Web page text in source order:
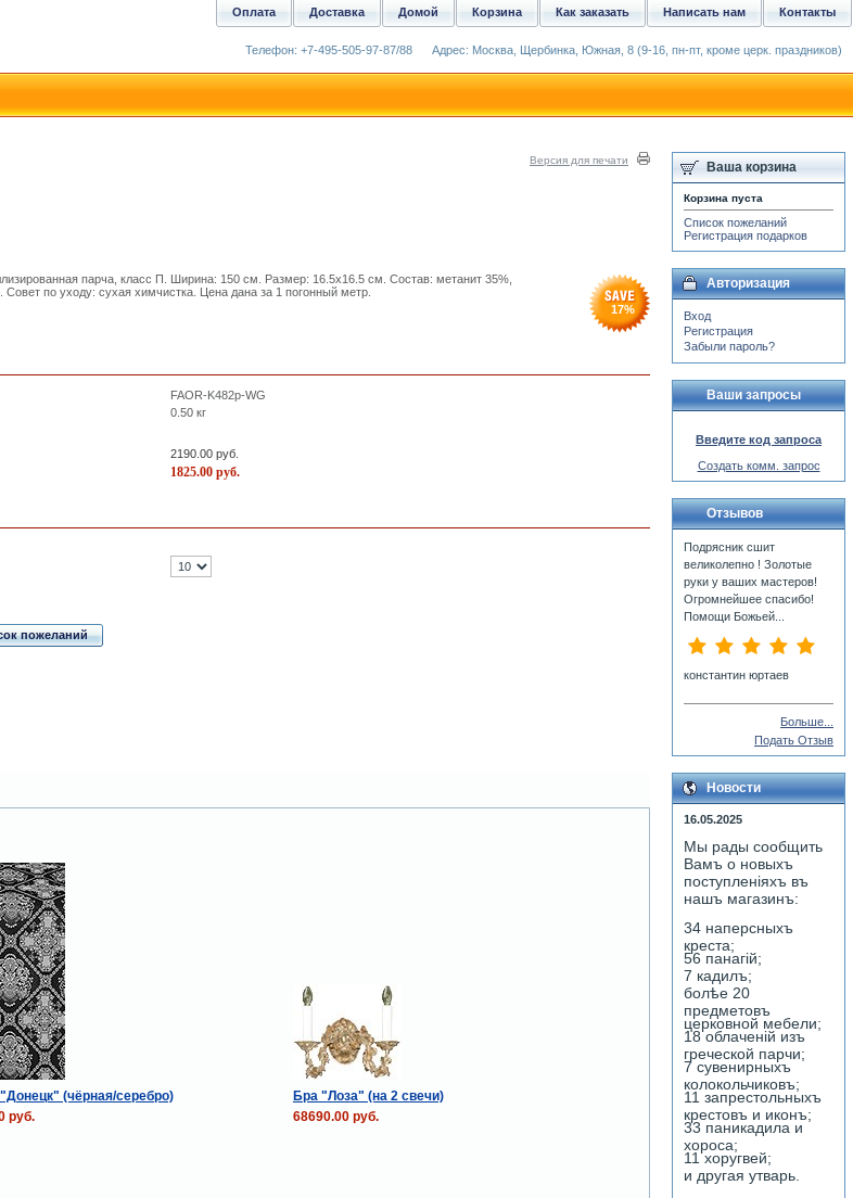
Версия для печати
парча, класс П. Ширина: 150 см. Размер: 16.5x16.5 см. Состав: метанит 35%,
по уходу: сухая химчистка. Цена дана за 1 погонный метр.
17%
FAOR-K482p-WG
0.50 кг
2190.00 руб.
1825.00 руб.
пожеланий
(чёрная/серебро)
Бра "Лоза" (на 2 свечи)
руб. 68690.00 руб.
Ваша корзина
Корзина пуста
Список пожеланий
Регистрация подарков
Авторизация
Вход
Регистрация
Забыли пароль?
Ваши запросы
Введите код запроса
Создать комм. запрос
Отзывов
Подрясник сшит
великолепно ! Золотые
руки у ваших мастеров!
Огромнейшее спасибо!
Помощи Божьей...
константин юртаев
Больше...
Подать Отзыв
Новости
16.05.2025
Мы рады сообщить
Вамъ о новыхъ
поступленiяхъ въ
нашъ магазинъ:
34 наперсныхъ
креста;
56 панагiй;
7 кадилъ;
болѣе 20
предметовъ
церковной мебели;
18 облаченiй изъ
греческой парчи;
7 сувенирныхъ
колокольчиковъ;
11 запрестольныхъ
крестовъ и иконъ;
33 паникадила и
хороса;
11 хоругвей;
и другая утварь.
Контакты
Написать нам
Как заказать
Корзина
Домой
Доставка
Оплата
Телефон: +7-495-505-97-87/88 Адрес: Москва, Щербинка, Южная, 8 (9-16, пн-пт, кроме церк. праздников)